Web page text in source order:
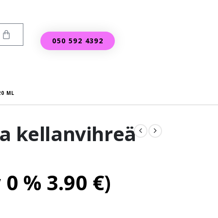
050 592 4392
ML
kellanvihreä
% 3.90 €)